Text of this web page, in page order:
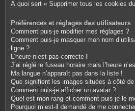
À quoi sert « Supprimer tous les cookies
Préférences et réglages des utilisateurs
Comment puis-je modifier mes réglages ?
Comment puis-je masquer mon nom
ligne ?
L’heure n’est pas correcte !
J’ai réglé le fuseau horaire mais l’heure
Ma langue n’apparaît pas dans la liste !
Que signifient les images situées à côté de
Comment puis-je afficher un avatar ?
Quel est mon rang et comment puis-je le
Pourquoi m’est-il demandé de me